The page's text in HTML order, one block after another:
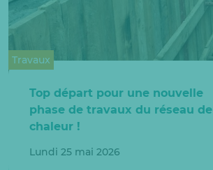
Travaux
Top départ pour une nouvelle
phase de travaux du réseau de
chaleur !
Lundi 25 mai 2026